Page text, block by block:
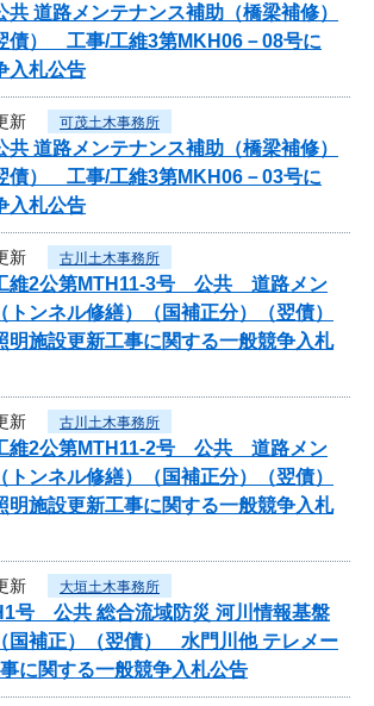
共 道路メンテナンス補助（橋梁補修）
債） 工事/工維3第MKH06－08号に
入札公告
新 可茂土木事務所
共 道路メンテナンス補助（橋梁補修）
債） 工事/工維3第MKH06－03号に
入札公告
新 古川土木事務所
維2公第MTH11-3号 公共 道路メン
トンネル修繕）（国補正分）（翌債）
明施設更新工事に関する一般競争入札
新 古川土木事務所
維2公第MTH11-2号 公共 道路メン
トンネル修繕）（国補正分）（翌債）
明施設更新工事に関する一般競争入札
新 大垣土木事務所
号 公共 総合流域防災 河川情報基盤
国補正）（翌債） 水門川他 テレメー
に関する一般競争入札公告